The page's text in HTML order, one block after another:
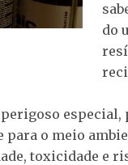
do
para o meio
toxicidade e